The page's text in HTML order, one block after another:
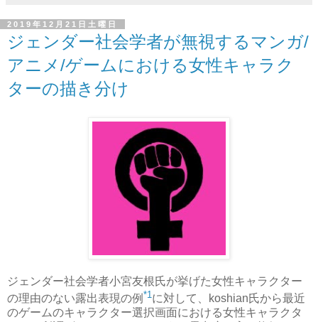
2019年12月21日土曜日
ジェンダー社会学者が無視するマンガ/
アニメ/ゲームにおける女性キャラク
ターの描き分け
ジェンダー社会学者小宮友根氏が挙げた女性キャラクター
の理由のない露出表現の例 *1 に対して、koshian氏から最近
のゲームのキャラクター選択画面における女性キャラクタ